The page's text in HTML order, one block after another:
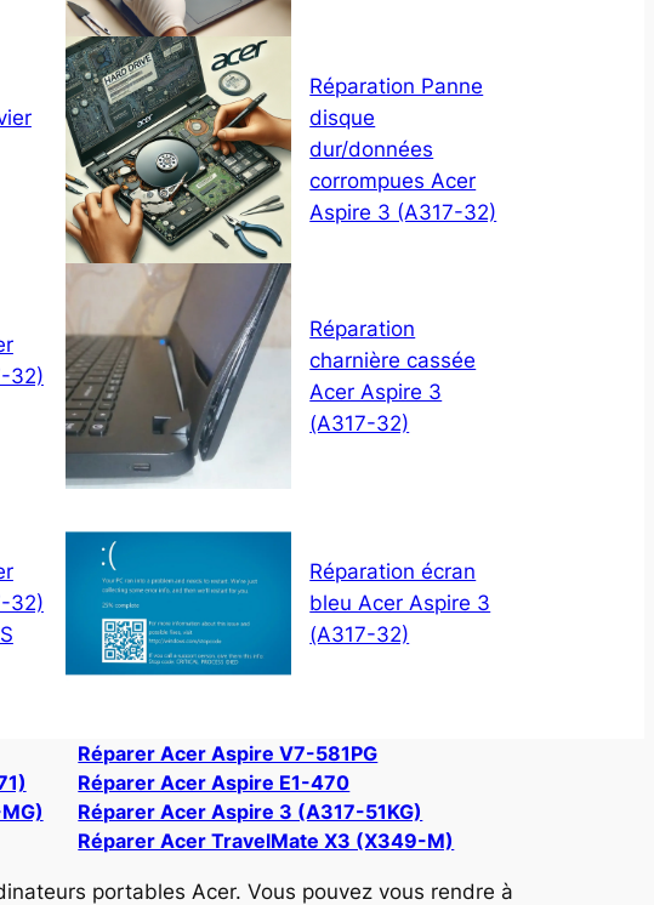
Réparation Panne
disque
dur/données
corrompues Acer
Aspire 3 (A317-32)
32)
Réparation
charnière cassée
Acer Aspire 3
(A317-32)
32)
Réparation écran
bleu Acer Aspire 3
(A317-32)
Réparer Acer Aspire V7-581PG
Réparer Acer Aspire E1-470
Réparer Acer Aspire 3 (A317-51KG)
Réparer Acer TravelMate X3 (X349-M)
portables Acer. Vous pouvez vous rendre à